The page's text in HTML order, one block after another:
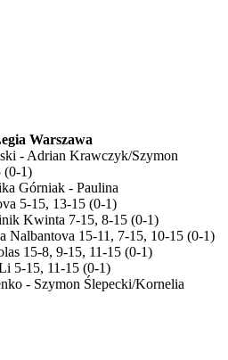
Warszawa
- Adrian Krawczyk/Szymon
(0-1)
Górniak - Paulina
5-15, 13-15 (0-1)
Kwinta 7-15, 8-15 (0-1)
Nalbantova 15-11, 7-15, 10-15 (0-1)
15-8, 9-15, 11-15 (0-1)
5-15, 11-15 (0-1)
- Szymon Ślepecki/Kornelia